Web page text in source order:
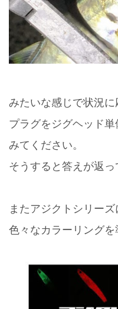
みたいな感じで状況
プラグをジグヘッド
みてください。
そうすると答えが返
またアジクトシリーズ
色々なカラーリングを